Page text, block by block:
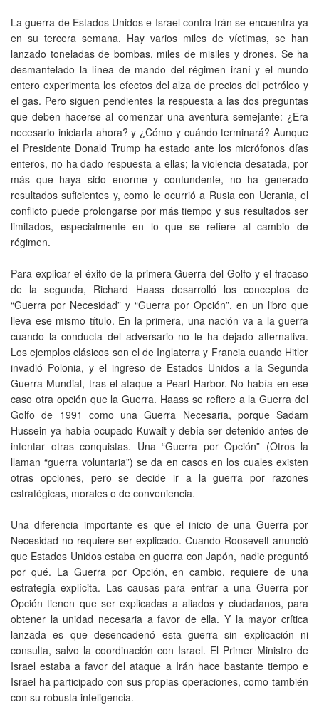
La guerra de Estados Unidos e Israel contra Irán se encuentra ya
en su tercera semana. Hay varios miles de víctimas, se han
lanzado toneladas de bombas, miles de misiles y drones. Se ha
desmantelado la línea de mando del régimen iraní y el mundo
entero experimenta los efectos del alza de precios del petróleo y
el gas. Pero siguen pendientes la respuesta a las dos preguntas
que deben hacerse al comenzar una aventura semejante: ¿Era
necesario iniciarla ahora? y ¿Cómo y cuándo terminará? Aunque
el Presidente Donald Trump ha estado ante los micrófonos días
enteros, no ha dado respuesta a ellas; la violencia desatada, por
más que haya sido enorme y contundente, no ha generado
resultados suficientes y, como le ocurrió a Rusia con Ucrania, el
conflicto puede prolongarse por más tiempo y sus resultados ser
limitados, especialmente en lo que se refiere al cambio de
régimen.
Para explicar el éxito de la primera Guerra del Golfo y el fracaso
de la segunda, Richard Haass desarrolló los conceptos de
“Guerra por Necesidad” y “Guerra por Opción”, en un libro que
lleva ese mismo título. En la primera, una nación va a la guerra
cuando la conducta del adversario no le ha dejado alternativa.
Los ejemplos clásicos son el de Inglaterra y Francia cuando Hitler
invadió Polonia, y el ingreso de Estados Unidos a la Segunda
Guerra Mundial, tras el ataque a Pearl Harbor. No había en ese
caso otra opción que la Guerra. Haass se refiere a la Guerra del
Golfo de 1991 como una Guerra Necesaria, porque Sadam
Hussein ya había ocupado Kuwait y debía ser detenido antes de
intentar otras conquistas. Una “Guerra por Opción” (Otros la
llaman “guerra voluntaria”) se da en casos en los cuales existen
otras opciones, pero se decide ir a la guerra por razones
estratégicas, morales o de conveniencia.
Una diferencia importante es que el inicio de una Guerra por
Necesidad no requiere ser explicado. Cuando Roosevelt anunció
que Estados Unidos estaba en guerra con Japón, nadie preguntó
por qué. La Guerra por Opción, en cambio, requiere de una
estrategia explícita. Las causas para entrar a una Guerra por
Opción tienen que ser explicadas a aliados y ciudadanos, para
obtener la unidad necesaria a favor de ella. Y la mayor crítica
lanzada es que desencadenó esta guerra sin explicación ni
consulta, salvo la coordinación con Israel. El Primer Ministro de
Israel estaba a favor del ataque a Irán hace bastante tiempo e
Israel ha participado con sus propias operaciones, como también
con su robusta inteligencia.